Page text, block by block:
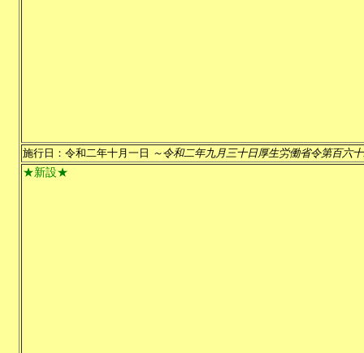
施行日：令和二年十月一日 ～令和二年九月三十日厚生労働省令第百六
★新設★